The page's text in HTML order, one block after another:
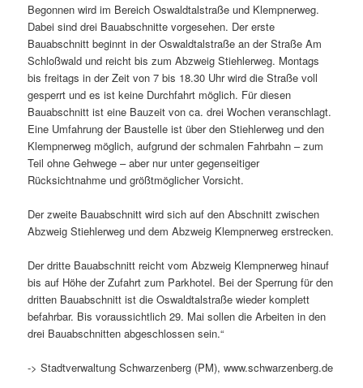
Begonnen wird im Bereich Oswaldtalstraße und Klempnerweg.
Dabei sind drei Bauabschnitte vorge­sehen. Der erste
Bauabschnitt beginnt in der Oswaldtalstraße an der Straße Am
Schloßwald und reicht bis zum Abzweig Stiehlerweg. Montags
bis frei­tags in der Zeit von 7 bis 18.30 Uhr wird die Straße voll
gesperrt und es ist keine Durchfahrt möglich. Für diesen
Bauabschnitt ist eine Bauzeit von ca. drei Wochen veran­schlagt.
Eine Umfahrung der Baustelle ist über den Stiehlerweg und den
Klempnerweg möglich, aufgrund der schmalen Fahrbahn – zum
Teil ohne Gehwege – aber nur unter gegen­sei­tiger
Rücksichtnahme und größt­mög­li­cher Vorsicht.
Der zweite Bauabschnitt wird sich auf den Abschnitt zwischen
Abzweig Stiehlerweg und dem Abzweig Klempnerweg erstrecken.
Der dritte Bauabschnitt reicht vom Abzweig Klempnerweg hinauf
bis auf Höhe der Zufahrt zum Parkhotel. Bei der Sperrung für den
dritten Bauabschnitt ist die Oswaldtalstraße wieder komplett
befahrbar. Bis voraus­sicht­lich 29. Mai sollen die Arbeiten in den
drei Bauabschnitten abge­schlossen sein.“
-> Stadtverwaltung Schwarzenberg (PM), www.schwarzenberg.de